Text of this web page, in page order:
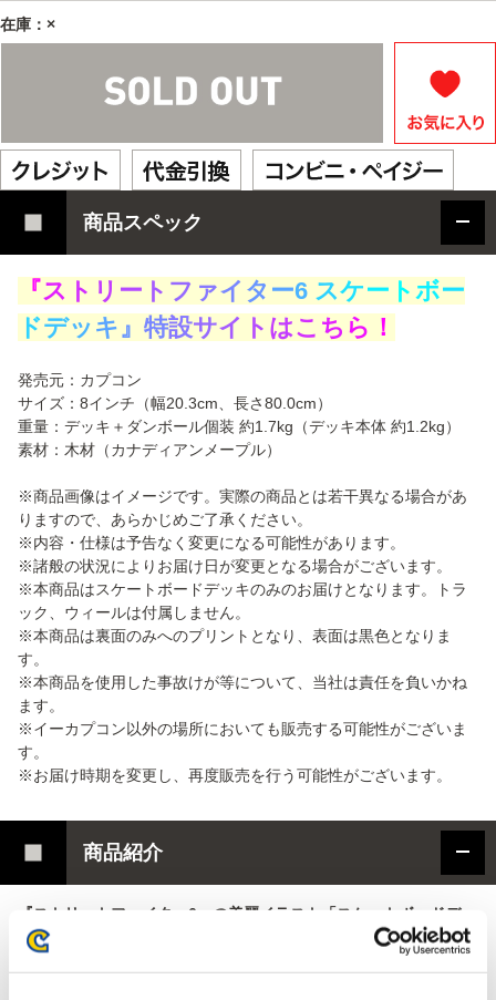
在庫：×
商品スペック
『ス ト リ ー ト フ ァイ タ ー6 スケー ト ボー
ドデッ キ』 特設サイ ト はこ ち ら ！
発売元：カプコン
サイズ：8インチ（幅20.3cm、長さ80.0cm）
重量：デッキ＋ダンボール個装 約1.7kg（デッキ本体 約1.2kg）
素材：木材（カナディアンメープル）
※商品画像はイメージです。実際の商品とは若干異なる場合があ
りますので、あらかじめご了承ください。
※内容・仕様は予告なく変更になる可能性があります。
※諸般の状況によりお届け日が変更となる場合がございます。
※本商品はスケートボードデッキのみのお届けとなります。トラ
ック、ウィールは付属しません。
※本商品は裏面のみへのプリントとなり、表面は黒色となりま
す。
※本商品を使用した事故けが等について、当社は責任を負いかね
ます。
※イーカプコン以外の場所においても販売する可能性がございま
す。
※お届け時期を変更し、再度販売を行う可能性がございます。
商品紹介
『ストリートファイター6』の美麗イラスト「スケートボードデッ
キ」が登場！！